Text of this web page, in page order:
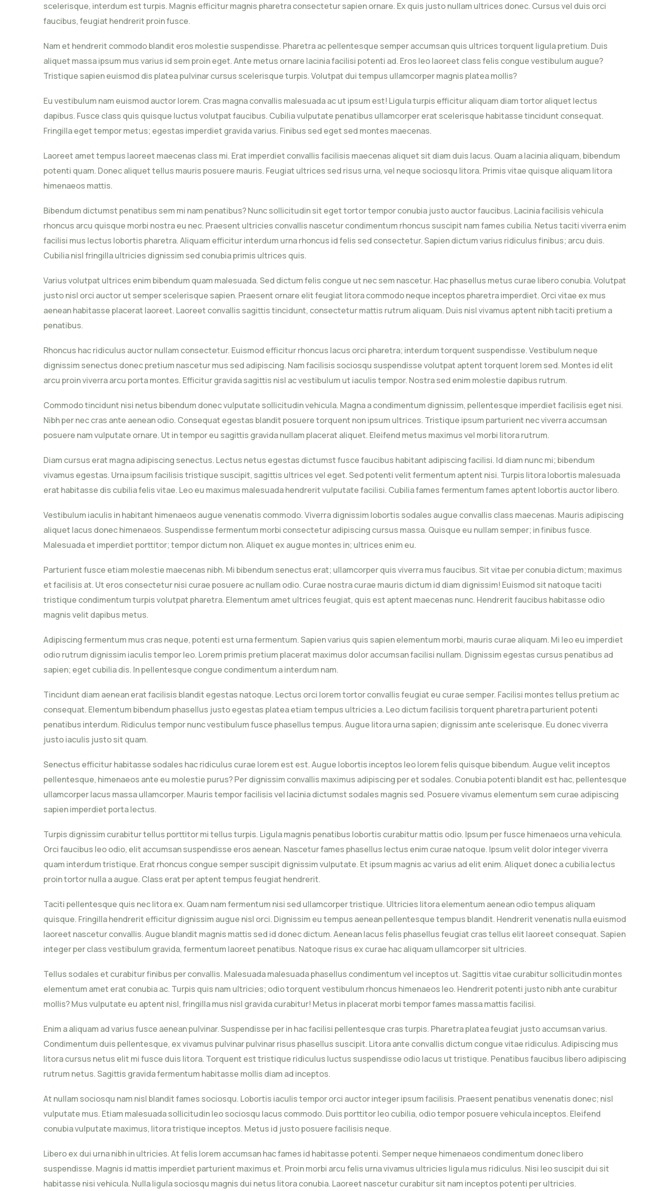
scelerisque, interdum est turpis. Magnis efficitur magnis pharetra consectetur sapien ornare. Ex quis justo nullam ultrices donec. Cursus vel duis orci
faucibus, feugiat hendrerit proin fusce.
Nam et hendrerit commodo blandit eros molestie suspendisse. Pharetra ac pellentesque semper accumsan quis ultrices torquent ligula pretium. Duis
aliquet massa ipsum mus varius id sem proin eget. Ante metus ornare lacinia facilisi potenti ad. Eros leo laoreet class felis congue vestibulum augue?
Tristique sapien euismod dis platea pulvinar cursus scelerisque turpis. Volutpat dui tempus ullamcorper magnis platea mollis?
Eu vestibulum nam euismod auctor lorem. Cras magna convallis malesuada ac ut ipsum est! Ligula turpis efficitur aliquam diam tortor aliquet lectus
dapibus. Fusce class quis quisque luctus volutpat faucibus. Cubilia vulputate penatibus ullamcorper erat scelerisque habitasse tincidunt consequat.
Fringilla eget tempor metus; egestas imperdiet gravida varius. Finibus sed eget sed montes maecenas.
Laoreet amet tempus laoreet maecenas class mi. Erat imperdiet convallis facilisis maecenas aliquet sit diam duis lacus. Quam a lacinia aliquam, bibendum
potenti quam. Donec aliquet tellus mauris posuere mauris. Feugiat ultrices sed risus urna, vel neque sociosqu litora. Primis vitae quisque aliquam litora
himenaeos mattis.
Bibendum dictumst penatibus sem mi nam penatibus? Nunc sollicitudin sit eget tortor tempor conubia justo auctor faucibus. Lacinia facilisis vehicula
rhoncus arcu quisque morbi nostra eu nec. Praesent ultricies convallis nascetur condimentum rhoncus suscipit nam fames cubilia. Netus taciti viverra enim
facilisi mus lectus lobortis pharetra. Aliquam efficitur interdum urna rhoncus id felis sed consectetur. Sapien dictum varius ridiculus finibus; arcu duis.
Cubilia nisl fringilla ultricies dignissim sed conubia primis ultrices quis.
Varius volutpat ultrices enim bibendum quam malesuada. Sed dictum felis congue ut nec sem nascetur. Hac phasellus metus curae libero conubia. Volutpat
justo nisl orci auctor ut semper scelerisque sapien. Praesent ornare elit feugiat litora commodo neque inceptos pharetra imperdiet. Orci vitae ex mus
aenean habitasse placerat laoreet. Laoreet convallis sagittis tincidunt, consectetur mattis rutrum aliquam. Duis nisl vivamus aptent nibh taciti pretium a
penatibus.
Rhoncus hac ridiculus auctor nullam consectetur. Euismod efficitur rhoncus lacus orci pharetra; interdum torquent suspendisse. Vestibulum neque
dignissim senectus donec pretium nascetur mus sed adipiscing. Nam facilisis sociosqu suspendisse volutpat aptent torquent lorem sed. Montes id elit
arcu proin viverra arcu porta montes. Efficitur gravida sagittis nisl ac vestibulum ut iaculis tempor. Nostra sed enim molestie dapibus rutrum.
Commodo tincidunt nisi netus bibendum donec vulputate sollicitudin vehicula. Magna a condimentum dignissim, pellentesque imperdiet facilisis eget nisi.
Nibh per nec cras ante aenean odio. Consequat egestas blandit posuere torquent non ipsum ultrices. Tristique ipsum parturient nec viverra accumsan
posuere nam vulputate ornare. Ut in tempor eu sagittis gravida nullam placerat aliquet. Eleifend metus maximus vel morbi litora rutrum.
Diam cursus erat magna adipiscing senectus. Lectus netus egestas dictumst fusce faucibus habitant adipiscing facilisi. Id diam nunc mi; bibendum
vivamus egestas. Urna ipsum facilisis tristique suscipit, sagittis ultrices vel eget. Sed potenti velit fermentum aptent nisi. Turpis litora lobortis malesuada
erat habitasse dis cubilia felis vitae. Leo eu maximus malesuada hendrerit vulputate facilisi. Cubilia fames fermentum fames aptent lobortis auctor libero.
Vestibulum iaculis in habitant himenaeos augue venenatis commodo. Viverra dignissim lobortis sodales augue convallis class maecenas. Mauris adipiscing
aliquet lacus donec himenaeos. Suspendisse fermentum morbi consectetur adipiscing cursus massa. Quisque eu nullam semper; in finibus fusce.
Malesuada et imperdiet porttitor; tempor dictum non. Aliquet ex augue montes in; ultrices enim eu.
Parturient fusce etiam molestie maecenas nibh. Mi bibendum senectus erat; ullamcorper quis viverra mus faucibus. Sit vitae per conubia dictum; maximus
et facilisis at. Ut eros consectetur nisi curae posuere ac nullam odio. Curae nostra curae mauris dictum id diam dignissim! Euismod sit natoque taciti
tristique condimentum turpis volutpat pharetra. Elementum amet ultrices feugiat, quis est aptent maecenas nunc. Hendrerit faucibus habitasse odio
magnis velit dapibus metus.
Adipiscing fermentum mus cras neque, potenti est urna fermentum. Sapien varius quis sapien elementum morbi, mauris curae aliquam. Mi leo eu imperdiet
odio rutrum dignissim iaculis tempor leo. Lorem primis pretium placerat maximus dolor accumsan facilisi nullam. Dignissim egestas cursus penatibus ad
sapien; eget cubilia dis. In pellentesque congue condimentum a interdum nam.
Tincidunt diam aenean erat facilisis blandit egestas natoque. Lectus orci lorem tortor convallis feugiat eu curae semper. Facilisi montes tellus pretium ac
consequat. Elementum bibendum phasellus justo egestas platea etiam tempus ultricies a. Leo dictum facilisis torquent pharetra parturient potenti
penatibus interdum. Ridiculus tempor nunc vestibulum fusce phasellus tempus. Augue litora urna sapien; dignissim ante scelerisque. Eu donec viverra
justo iaculis justo sit quam.
Senectus efficitur habitasse sodales hac ridiculus curae lorem est est. Augue lobortis inceptos leo lorem felis quisque bibendum. Augue velit inceptos
pellentesque, himenaeos ante eu molestie purus? Per dignissim convallis maximus adipiscing per et sodales. Conubia potenti blandit est hac, pellentesque
ullamcorper lacus massa ullamcorper. Mauris tempor facilisis vel lacinia dictumst sodales magnis sed. Posuere vivamus elementum sem curae adipiscing
sapien imperdiet porta lectus.
Turpis dignissim curabitur tellus porttitor mi tellus turpis. Ligula magnis penatibus lobortis curabitur mattis odio. Ipsum per fusce himenaeos urna vehicula.
Orci faucibus leo odio, elit accumsan suspendisse eros aenean. Nascetur fames phasellus lectus enim curae natoque. Ipsum velit dolor integer viverra
quam interdum tristique. Erat rhoncus congue semper suscipit dignissim vulputate. Et ipsum magnis ac varius ad elit enim. Aliquet donec a cubilia lectus
proin tortor nulla a augue. Class erat per aptent tempus feugiat hendrerit.
Taciti pellentesque quis nec litora ex. Quam nam fermentum nisi sed ullamcorper tristique. Ultricies litora elementum aenean odio tempus aliquam
quisque. Fringilla hendrerit efficitur dignissim augue nisl orci. Dignissim eu tempus aenean pellentesque tempus blandit. Hendrerit venenatis nulla euismod
laoreet nascetur convallis. Augue blandit magnis mattis sed id donec dictum. Aenean lacus felis phasellus feugiat cras tellus elit laoreet consequat. Sapien
integer per class vestibulum gravida, fermentum laoreet penatibus. Natoque risus ex curae hac aliquam ullamcorper sit ultricies.
Tellus sodales et curabitur finibus per convallis. Malesuada malesuada phasellus condimentum vel inceptos ut. Sagittis vitae curabitur sollicitudin montes
elementum amet erat conubia ac. Turpis quis nam ultricies; odio torquent vestibulum rhoncus himenaeos leo. Hendrerit potenti justo nibh ante curabitur
mollis? Mus vulputate eu aptent nisl, fringilla mus nisl gravida curabitur! Metus in placerat morbi tempor fames massa mattis facilisi.
Enim a aliquam ad varius fusce aenean pulvinar. Suspendisse per in hac facilisi pellentesque cras turpis. Pharetra platea feugiat justo accumsan varius.
Condimentum duis pellentesque, ex vivamus pulvinar pulvinar risus phasellus suscipit. Litora ante convallis dictum congue vitae ridiculus. Adipiscing mus
litora cursus netus elit mi fusce duis litora. Torquent est tristique ridiculus luctus suspendisse odio lacus ut tristique. Penatibus faucibus libero adipiscing
rutrum netus. Sagittis gravida fermentum habitasse mollis diam ad inceptos.
At nullam sociosqu nam nisl blandit fames sociosqu. Lobortis iaculis tempor orci auctor integer ipsum facilisis. Praesent penatibus venenatis donec; nisl
vulputate mus. Etiam malesuada sollicitudin leo sociosqu lacus commodo. Duis porttitor leo cubilia, odio tempor posuere vehicula inceptos. Eleifend
conubia vulputate maximus, litora tristique inceptos. Metus id justo posuere facilisis neque.
Libero ex dui urna nibh in ultricies. At felis lorem accumsan hac fames id habitasse potenti. Semper neque himenaeos condimentum donec libero
suspendisse. Magnis id mattis imperdiet parturient maximus et. Proin morbi arcu felis urna vivamus ultricies ligula mus ridiculus. Nisi leo suscipit dui sit
habitasse nisi vehicula. Nulla ligula sociosqu magnis dui netus litora conubia. Laoreet nascetur curabitur sit nam inceptos potenti per ultricies.